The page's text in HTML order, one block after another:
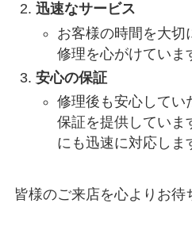
迅速なサービス
お客様の時間を大切
修理を心がけていま
安心の保証
修理後も安心してい
保証を提供していま
にも迅速に対応しま
皆様のご来店を心よりお待